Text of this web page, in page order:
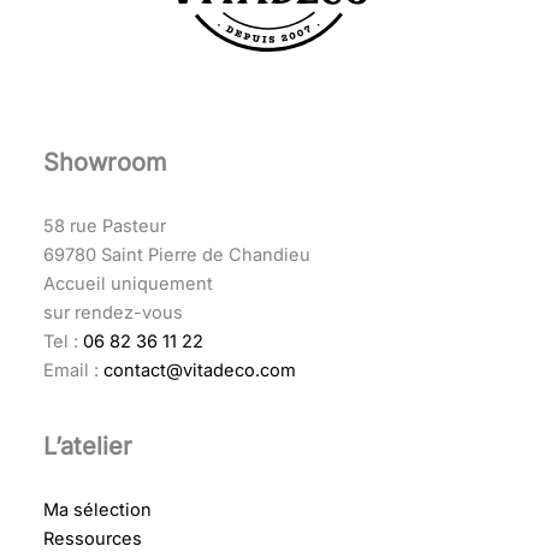
Showroom
58 rue Pasteur
69780 Saint Pierre de Chandieu
Accueil uniquement
sur rendez-vous
Tel : 06 82 36 11 22
Email : contact@vitadeco.com
L’atelier
Ma sélection
Ressources